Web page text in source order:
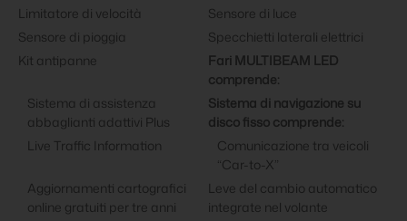
Limitatore di velocità
Sensore di luce
Sensore di pioggia
Specchietti laterali elettrici
Kit antipanne
Fari MULTIBEAM LED
comprende:
Sistema di assistenza
abbaglianti adattivi Plus
Sistema di navigazione su
disco fisso comprende:
Live Traffic Information
Comunicazione tra veicoli
“Car-to-X”
Aggiornamenti cartografici
online gratuiti per tre anni
Leve del cambio automatico
integrate nel volante